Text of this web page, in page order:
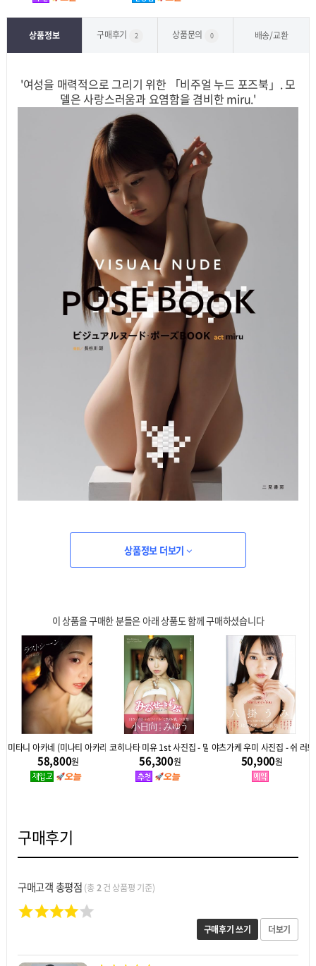
상품정보 구매후기 2 상품문의 0 배송/교환
'여성을 매력적으로 그리기 위한 「비주얼 누드 포즈북」. 모
델은 사랑스러움과 요염함을 겸비한 miru.'
상품정보 더보기
이 상품을 구매한 분들은 아래 상품도 함께 구매하셨습니다
즈 편 / 미우라 사쿠라
미타니 아카네 (미나티 아카리) 사진집 - 라스트 씬
58,800원
코히나타 미유 1st 사진집 - 밀크 셰이크 러브
56,300원
야츠가케 우미 사진집 - 쉬 러
50,900원
구매후기
구매고객 총평점 (총2건 상품평 기준)
구매후기 쓰기 더보기